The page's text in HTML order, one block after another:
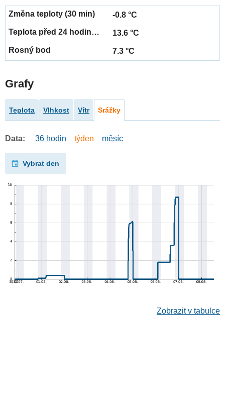
-0.8 °C
13.6 °C
7.3 °C
Grafy
Teplota Vlhkost Vítr Srážky
Data: 36 hodin týden měsíc
Vybrat den
Zobrazit v tabulce